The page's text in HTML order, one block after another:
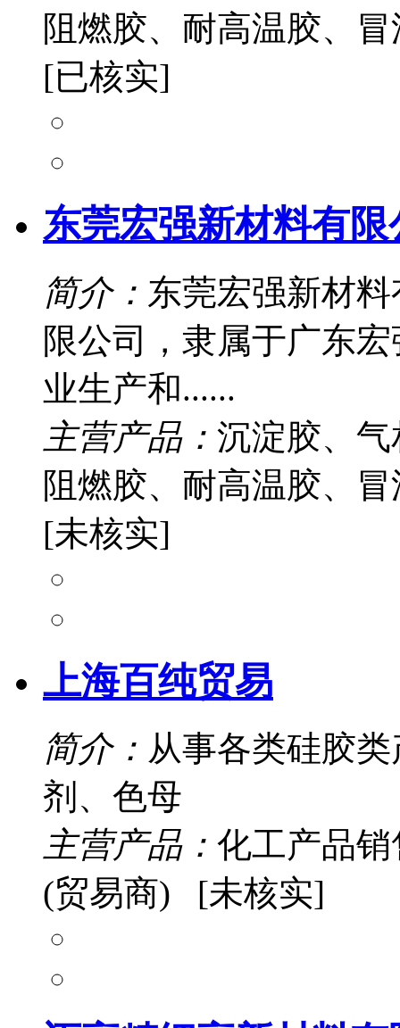
阻燃胶、耐高温胶、
[已核实]
东莞宏强新材料有限
简介： 东莞宏强新材
限公司，隶属于广东
业生产和......
主营产品： 沉淀胶、
阻燃胶、耐高温胶、
[未核实]
上海百纯贸易
简介： 从事各类硅胶
剂、色母
主营产品： 化工产品
(贸易商) [未核实]